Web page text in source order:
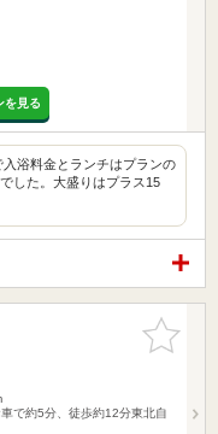
を見る
浴料金とランチはプランの
した。大盛りはプラス15
お気に入
りに追加
で約5分、徒歩約12分東北自